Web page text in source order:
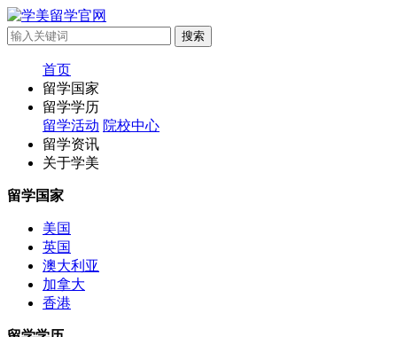
首页
留学国家
留学学历
留学活动 院校中心
留学资讯
关于学美
留学国家
美国
英国
澳大利亚
加拿大
香港